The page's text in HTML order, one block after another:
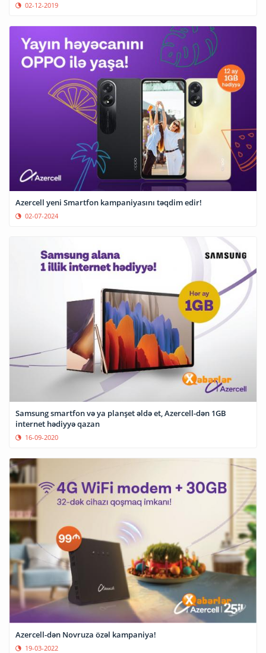
02-12-2019
Azercell yeni Smartfon kampaniyasını təqdim edir!
02-07-2024
Samsung smartfon və ya planşet əldə et, Azercell-dən 1GB
internet hədiyyə qazan
16-09-2020
Azercell-dən Novruza özəl kampaniya!
19-03-2022